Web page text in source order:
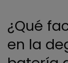
¿Qué
en la